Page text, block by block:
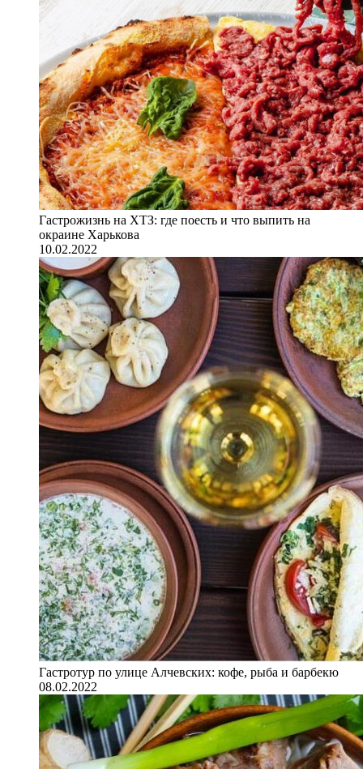
Гастрожизнь на ХТЗ: где поесть и что выпить на
окраине Харькова
10.02.2022
Гастротур по улице Алчевских: кофе, рыба и барбекю
08.02.2022